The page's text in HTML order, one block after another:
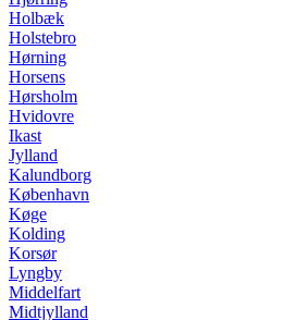
Holbæk
Holstebro
Hørning
Horsens
Hørsholm
Hvidovre
Ikast
Jylland
Kalundborg
København
Køge
Kolding
Korsør
Lyngby
Middelfart
Midtjylland